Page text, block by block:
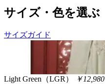
サイズ・色を選ぶ
サイズガイド
Light Green（LGR） ￥12,980